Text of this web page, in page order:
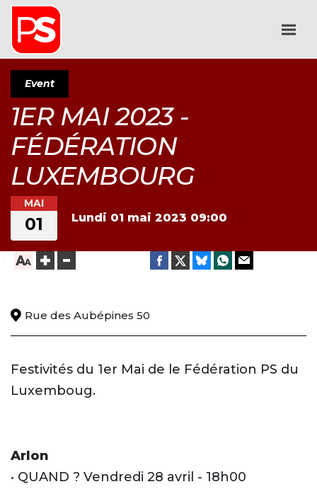
Event
1ER MAI 2023 -
FÉDÉRATION
LUXEMBOURG
MAI
01 Lundi 01 mai 2023 09:00
Rue des Aubépines 50
Festivités du 1er Mai de le Fédération PS du
Luxemboug.
Arlon
• QUAND ? Vendredi 28 avril - 18h00